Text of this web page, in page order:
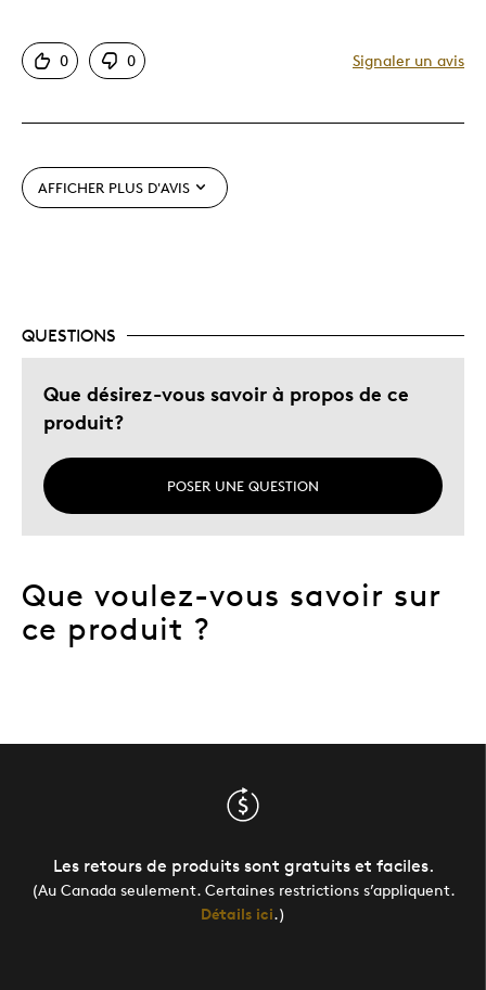
Très bonne qualité
Cadeau de Noël
0 0 Signaler un avis
AFFICHER PLUS D'AVIS
QUESTIONS
Que désirez-vous savoir à propos de ce
produit?
POSER UNE QUESTION
Que voulez-vous savoir sur
ce produit ?
Les retours de produits sont gratuits et faciles.
(Au Canada seulement. Certaines restrictions s’appliquent.
Détails ici.)